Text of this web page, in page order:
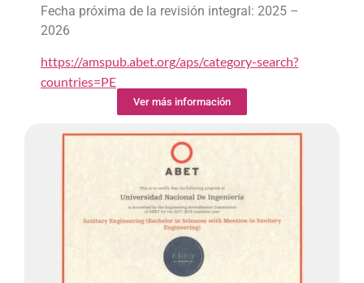
Fecha próxima de la revisión integral: 2025 –
2026
https://amspub.abet.org/aps/category-search?
countries=PE
Ver más información